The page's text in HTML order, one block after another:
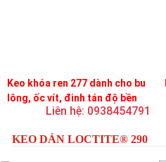
Keo khóa ren 277 dành cho bu
lông, ốc vít, đinh tán độ bền
cao, độ nhớt cao
Liên hệ: 0938454791
KEO DÁN LOCTITE® 290